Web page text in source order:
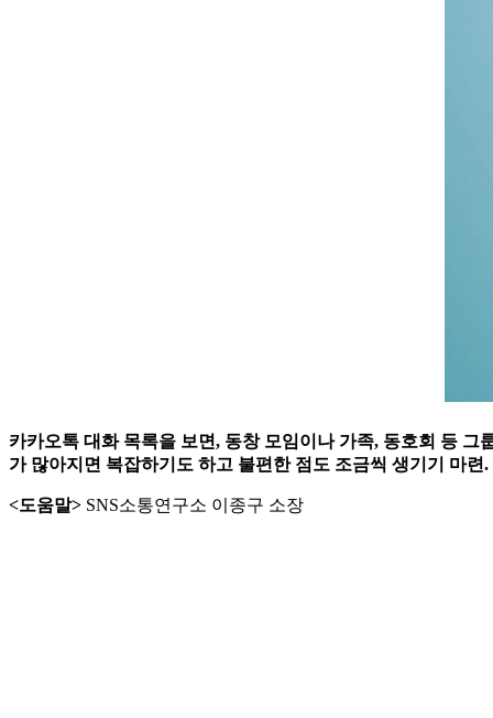
카카오톡 대화 목록을 보면, 동창 모임이나 가족, 동호회 등
가 많아지면 복잡하기도 하고 불편한 점도 조금씩 생기기 마
<도움말> SNS소통연구소 이종구 소장